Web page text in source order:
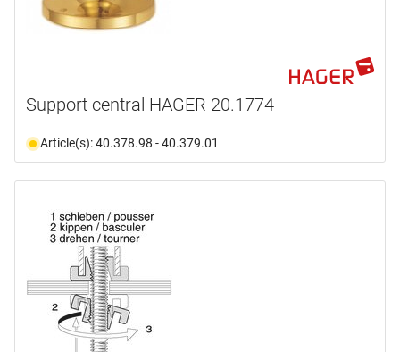
Support central HAGER 20.1774
Article(s): 40.378.98 - 40.379.01